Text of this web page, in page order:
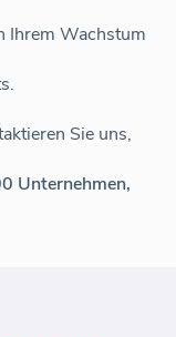
Ihrem Wachstum
Sie uns,
Unternehmen,